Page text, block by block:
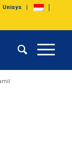
Unisys